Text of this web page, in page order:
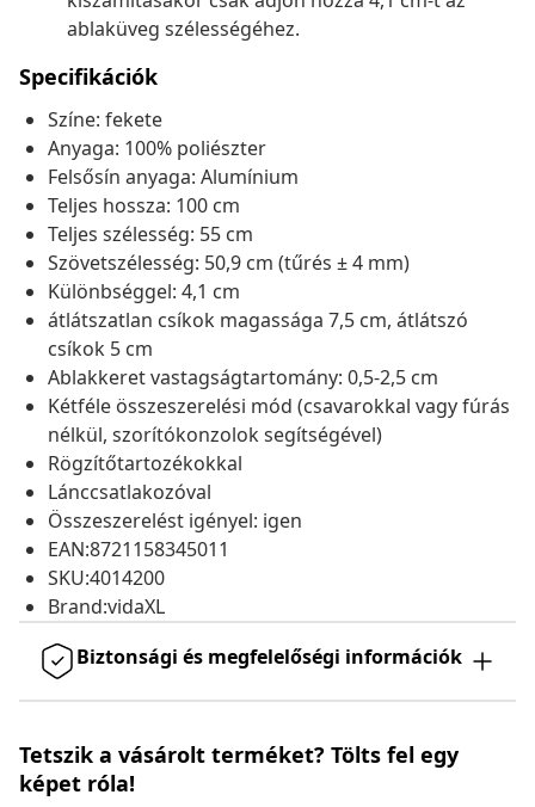
ablaküveg szélességéhez.
Specifikációk
Színe: fekete
Anyaga: 100% poliészter
Felsősín anyaga: Alumínium
Teljes hossza: 100 cm
Teljes szélesség: 55 cm
Szövetszélesség: 50,9 cm (tűrés ± 4 mm)
Különbséggel: 4,1 cm
átlátszatlan csíkok magassága 7,5 cm, átlátszó
csíkok 5 cm
Ablakkeret vastagságtartomány: 0,5-2,5 cm
Kétféle összeszerelési mód (csavarokkal vagy fúrás
nélkül, szorítókonzolok segítségével)
Rögzítőtartozékokkal
Lánccsatlakozóval
Összeszerelést igényel: igen
EAN:8721158345011
SKU:4014200
Brand:vidaXL
Biztonsági és megfelelőségi információk
Tetszik a vásárolt terméket? Tölts fel egy
képet róla!